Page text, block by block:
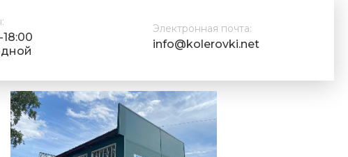
Электронная почта:
info@kolerovki.net